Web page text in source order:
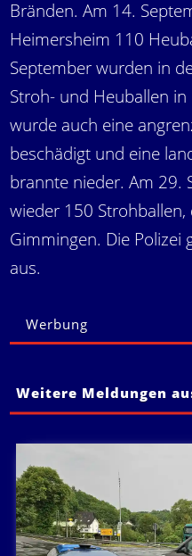
Bränden. Am 14.
Heimersheim 110
September wurden in
Stroh- und Heuballen
wurde auch eine
beschädigt und eine
brannte nieder. Am 29.
wieder 150
Gimmingen. Die
aus.
Werbung
Weitere Meldungen